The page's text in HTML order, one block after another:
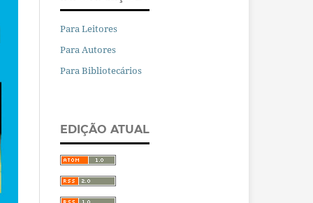
Para Leitores
Para Autores
Para Bibliotecários
EDIÇÃO ATUAL